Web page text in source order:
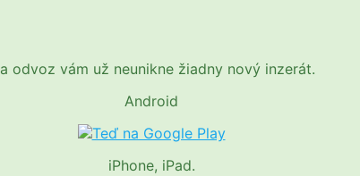
odvoz vám už neunikne žiadny nový inzerát.
Android
iPhone, iPad.